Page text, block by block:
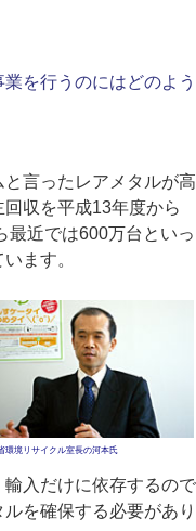
を行うのにはどのよう
言ったレアメタルが高
収を平成13年度から
最近では600万台といっ
ます。
環境リサイクル室長の河本氏
入だけに依存するので
を確保する必要があり